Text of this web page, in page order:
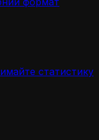
статистику